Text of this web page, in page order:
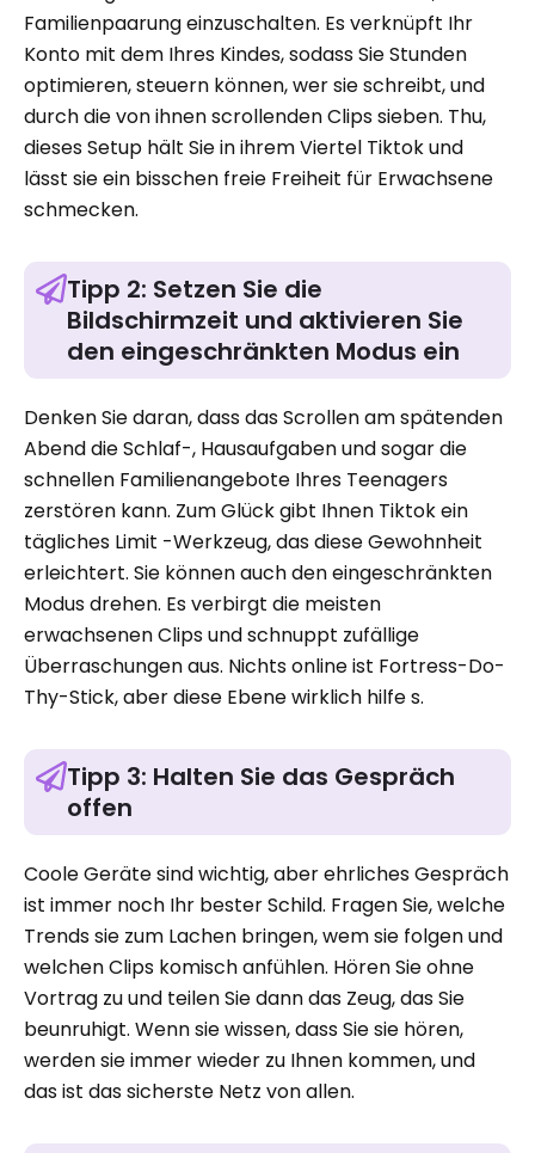
Familienpaarung einzuschalten. Es verknüpft Ihr
Konto mit dem Ihres Kindes, sodass Sie Stunden
optimieren, steuern können, wer sie schreibt, und
durch die von ihnen scrollenden Clips sieben. Thu,
dieses Setup hält Sie in ihrem Viertel Tiktok und
lässt sie ein bisschen freie Freiheit für Erwachsene
schmecken.
Tipp 2: Setzen Sie die
Bildschirmzeit und aktivieren Sie
den eingeschränkten Modus ein
Denken Sie daran, dass das Scrollen am spätenden
Abend die Schlaf-, Hausaufgaben und sogar die
schnellen Familienangebote Ihres Teenagers
zerstören kann. Zum Glück gibt Ihnen Tiktok ein
tägliches Limit -Werkzeug, das diese Gewohnheit
erleichtert. Sie können auch den eingeschränkten
Modus drehen. Es verbirgt die meisten
erwachsenen Clips und schnuppt zufällige
Überraschungen aus. Nichts online ist Fortress-Do-
Thy-Stick, aber diese Ebene wirklich hilfe s.
Tipp 3: Halten Sie das Gespräch
offen
Coole Geräte sind wichtig, aber ehrliches Gespräch
ist immer noch Ihr bester Schild. Fragen Sie, welche
Trends sie zum Lachen bringen, wem sie folgen und
welchen Clips komisch anfühlen. Hören Sie ohne
Vortrag zu und teilen Sie dann das Zeug, das Sie
beunruhigt. Wenn sie wissen, dass Sie sie hören,
werden sie immer wieder zu Ihnen kommen, und
das ist das sicherste Netz von allen.